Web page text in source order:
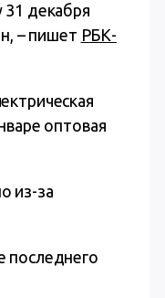
31 декабря
– пишет РБК-
оптовая
из-за
последнего